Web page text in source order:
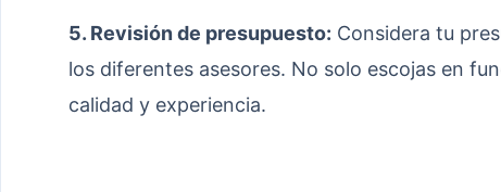
5. Revisión de presupuesto: Considera tu
los diferentes asesores. No solo escojas en
calidad y experiencia.